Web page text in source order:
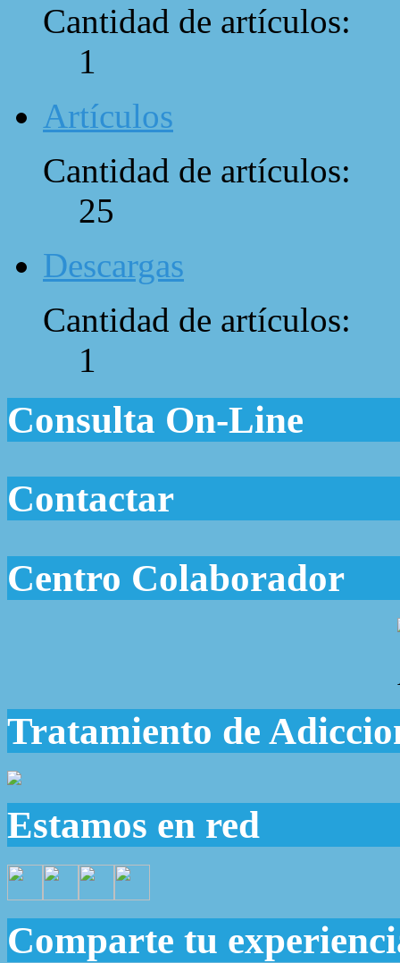
Cantidad de artículos:
1
Artículos
Cantidad de artículos:
25
Descargas
Cantidad de artículos:
1
Consulta On-Line
Contactar
Centro Colaborador
Tratamiento de
Estamos en red
Comparte tu